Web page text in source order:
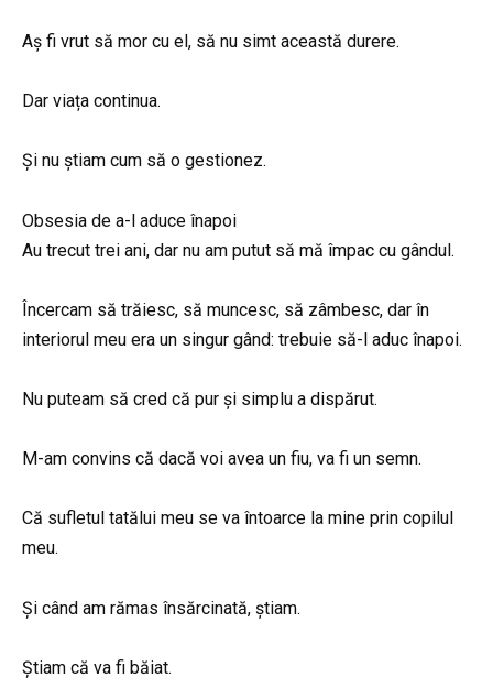
Aș fi vrut să mor cu el, să nu simt această durere.
Dar viața continua.
Și nu știam cum să o gestionez.
Obsesia de a-l aduce înapoi
Au trecut trei ani, dar nu am putut să mă împac cu gândul.
Încercam să trăiesc, să muncesc, să zâmbesc, dar în
interiorul meu era un singur gând: trebuie să-l aduc înapoi.
Nu puteam să cred că pur și simplu a dispărut.
M-am convins că dacă voi avea un fiu, va fi un semn.
Că sufletul tatălui meu se va întoarce la mine prin copilul
meu.
Și când am rămas însărcinată, știam.
Știam că va fi băiat.